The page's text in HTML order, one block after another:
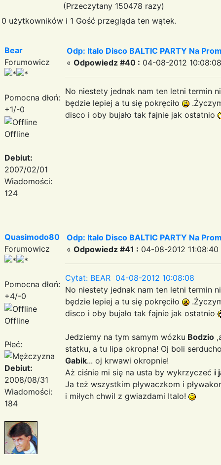
(Przeczytany 150478 razy)
0 użytkowników i 1 Gość przegląda ten wątek.
Bear
Forumowicz
Pomocna dłoń:
+1/-0
Offline
Debiut:
2007/02/01
Wiadomości:
124
Odp: Italo Disco BALTIC PARTY Na
« Odpowiedz #40 : 04-08-2012
No niestety jednak nam ten letni termin
będzie lepiej a tu się pokręciło
disco i oby bujało tak fajnie jak ostatnio
Quasimodo80
Forumowicz
Pomocna dłoń:
+4/-0
Offline
Płeć:
Debiut:
2008/08/31
Wiadomości:
184
Odp: Italo Disco BALTIC PARTY Na
« Odpowiedz #41 : 04-08-2012 11:08:40
Cytat: BEAR 04-08-2012 10:08:08
No niestety jednak nam ten letni termin
będzie lepiej a tu się pokręciło
disco i oby bujało tak fajnie jak ostatnio
Jedziemy na tym samym wózku Bodzio
statku, a tu lipa okropna! Oj boli
Gabik... oj krwawi okropnie!
Aż ciśnie mi się na usta by wykrzyczeć i
Ja też wszystkim pływaczkom i
i miłych chwil z gwiazdami Italo!